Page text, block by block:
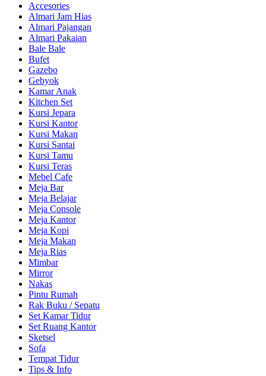
Accesories
Almari Jam Hias
Almari Pajangan
Almari Pakaian
Bale Bale
Bufet
Gazebo
Gebyok
Kamar Anak
Kitchen Set
Kursi Jepara
Kursi Kantor
Kursi Makan
Kursi Santai
Kursi Tamu
Kursi Teras
Mebel Cafe
Meja Bar
Meja Belajar
Meja Console
Meja Kantor
Meja Kopi
Meja Makan
Meja Rias
Mimbar
Mirror
Nakas
Pintu Rumah
Rak Buku / Sepatu
Set Kamar Tidur
Set Ruang Kantor
Sketsel
Sofa
Tempat Tidur
Tips & Info